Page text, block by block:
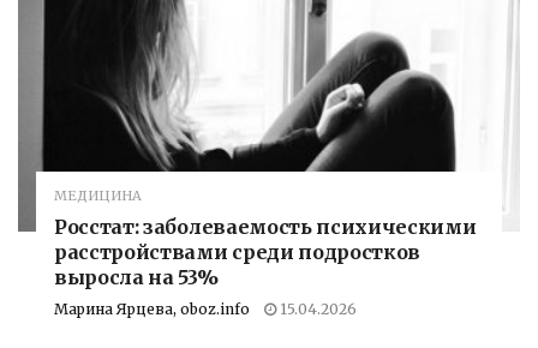
МЕДИЦИНА
Росстат: заболеваемость психическими
расстройствами среди подростков
выросла на 53%
Марина Ярцева, oboz.info 15.04.2026